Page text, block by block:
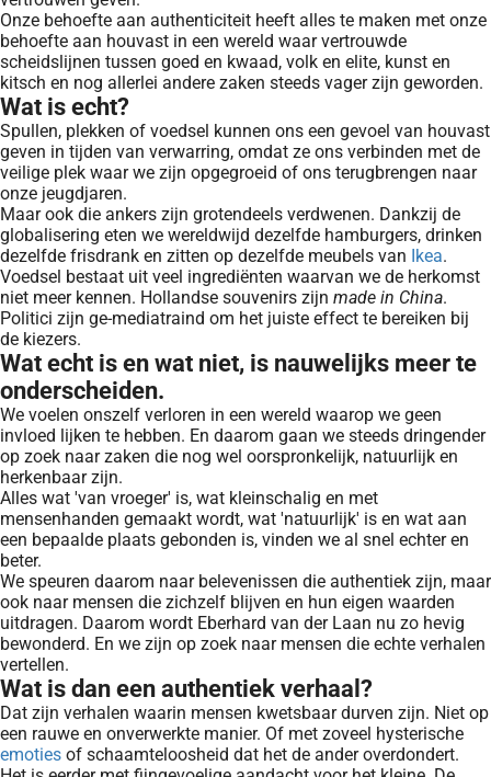
Onze behoefte aan authenticiteit heeft alles te maken met onze
behoefte aan houvast in een wereld waar vertrouwde
scheidslijnen tussen goed en kwaad, volk en elite, kunst en
kitsch en nog allerlei andere zaken steeds vager zijn geworden.
Wat is echt?
Spullen, plekken of voedsel kunnen ons een gevoel van houvast
geven in tijden van verwarring, omdat ze ons verbinden met de
veilige plek waar we zijn opgegroeid of ons terugbrengen naar
onze jeugdjaren.
Maar ook die ankers zijn grotendeels verdwenen. Dankzij de
globalisering eten we wereldwijd dezelfde hamburgers, drinken
dezelfde frisdrank en zitten op dezelfde meubels van Ikea.
Voedsel bestaat uit veel ingrediënten waarvan we de herkomst
niet meer kennen. Hollandse souvenirs zijn made in China.
Politici zijn ge-mediatraind om het juiste effect te bereiken bij
de kiezers.
Wat echt is en wat niet, is nauwelijks meer te
onderscheiden.
We voelen onszelf verloren in een wereld waarop we geen
invloed lijken te hebben. En daarom gaan we steeds dringender
op zoek naar zaken die nog wel oorspronkelijk, natuurlijk en
herkenbaar zijn.
Alles wat 'van vroeger' is, wat kleinschalig en met
mensenhanden gemaakt wordt, wat 'natuurlijk' is en wat aan
een bepaalde plaats gebonden is, vinden we al snel echter en
beter.
We speuren daarom naar belevenissen die authentiek zijn, maar
ook naar mensen die zichzelf blijven en hun eigen waarden
uitdragen. Daarom wordt Eberhard van der Laan nu zo hevig
bewonderd. En we zijn op zoek naar mensen die echte verhalen
vertellen.
Wat is dan een authentiek verhaal?
Dat zijn verhalen waarin mensen kwetsbaar durven zijn. Niet op
een rauwe en onverwerkte manier. Of met zoveel hysterische
emoties of schaamteloosheid dat het de ander overdondert.